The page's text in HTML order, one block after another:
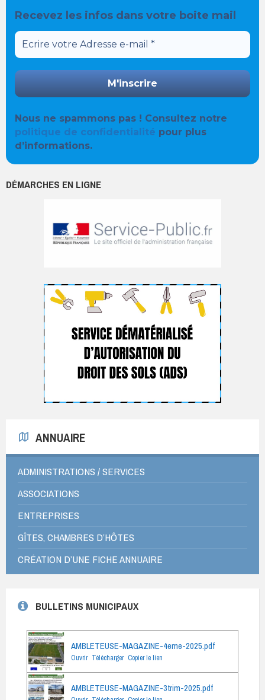
Recevez les infos dans votre boite mail
Nous ne spammons pas ! Consultez notre
politique de confidentialité pour plus
d’informations.
DÉMARCHES EN LIGNE
ANNUAIRE
ADMINISTRATIONS / SERVICES
ASSOCIATIONS
ENTREPRISES
GÎTES, CHAMBRES D’HÔTES
CRÉATION D’UNE FICHE ANNUAIRE
BULLETINS MUNICIPAUX
AMBLETEUSE-MAGAZINE-4eme-2025.pdf
Ouvrir Télécharger Copier le lien
AMBLETEUSE-MAGAZINE-3trim-2025.pdf